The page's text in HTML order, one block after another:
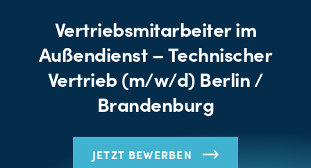
Vertriebsmitarbeiter im
Außendienst – Technischer
Vertrieb (m/w/d) Berlin /
Brandenburg
JETZT BEWERBEN